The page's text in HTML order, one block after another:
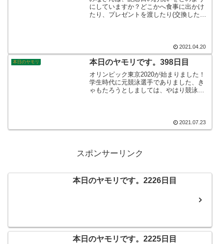
にしていますか？どこかへ食事に出かけ
たり、プレゼントを渡したり(交換した
奥さんとの入籍記念日でした。 2021.04.20
本日のヤモリ 本日のヤモリです。398日目
オリンピック東京2020が始まりました！
学生時代に元競泳選手でありました、き
ゃもたろうとしましては、やはり競泳競
ーマンスを見せて欲しいです。 2021.07.23
スポンサーリンク
本日のヤモリです。2226日目
本日のヤモリです。2225日目